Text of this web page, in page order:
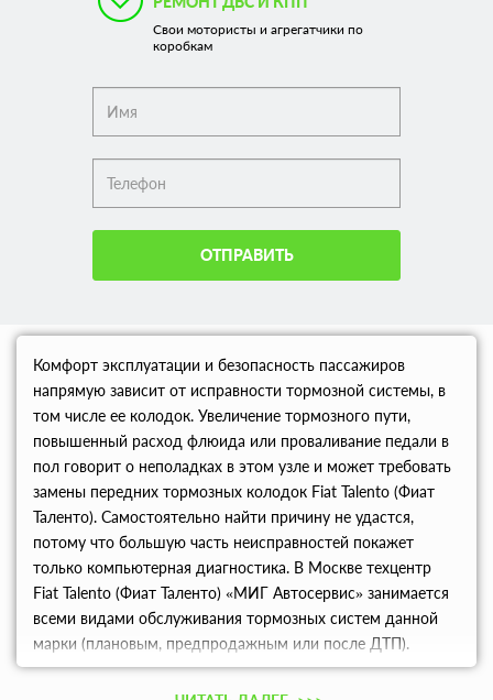
Свои мотористы и агрегатчики по
коробкам
ОТПРАВИТЬ
Комфорт эксплуатации и безопасность пассажиров
напрямую зависит от исправности тормозной системы, в
том числе ее колодок. Увеличение тормозного пути,
повышенный расход флюида или проваливание педали в
пол говорит о неполадках в этом узле и может требовать
замены передних тормозных колодок Fiat Talento (Фиат
Таленто). Самостоятельно найти причину не удастся,
потому что большую часть неисправностей покажет
только компьютерная диагностика. В Москве техцентр
Fiat Talento (Фиат Таленто) «МИГ Автосервис» занимается
всеми видами обслуживания тормозных систем данной
марки (плановым, предпродажным или после ДТП).
Оперативное выполнение, гарантия и высокий уровень